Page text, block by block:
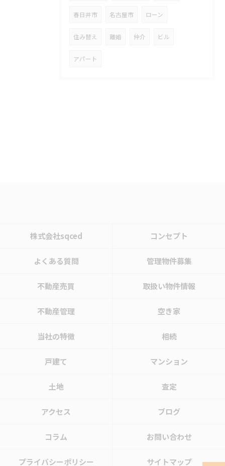
春日井市 名古屋市 ローン
住み替え 離婚 仲介 ビル
アパート
株式会社sqced コンセプト
よくある質問 管理物件募集
不動産売買 取扱い物件情報
不動産管理 空き家
当社の特徴 相続
戸建て マンション
土地 査定
アクセス ブログ
コラム お問い合わせ
プライバシーポリシー サイトマップ